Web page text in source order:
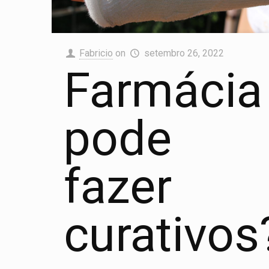
Fabricio on setembro 26, 2022
Farmácia
pode
fazer